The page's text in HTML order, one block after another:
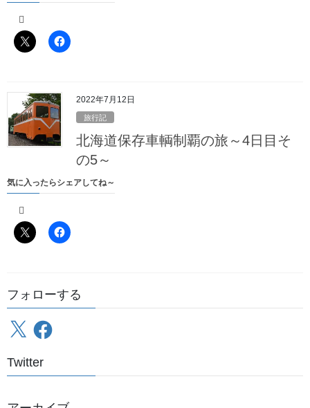
が撮れるだろうと思ったのです
が、
方面）に歩いてしまう
「そろそろ東長崎4号かな～」などと思って踏切に出てみたらなん
しまいました
2022年7月12日
旅行記
北海道保存車輌制覇の旅～4日目そ
の5～
気に入ったらシェアしてね～
フォローする
X Facebook
Twitter